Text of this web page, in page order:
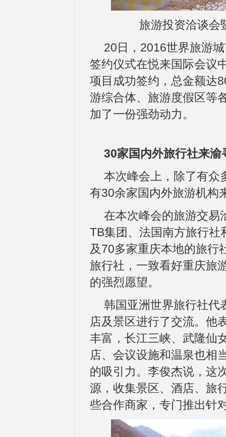
旅游投资洽谈会
20日，2016世界旅游
签约仪式在悦来国际会议
项目成功签约，总金额达
游综合体、旅游度假区等
加了一份强劲动力。
30家国内外旅行社来
本次峰会上，除了有众
有30余家国内外旅游机构
在本次峰会的旅游交易
TB集团、法国南方旅行社
及70多家重庆本地的旅行
旅行社，一致看好重庆旅
的强烈愿望。
韩国亚洲世界旅行社代
店及景区进行了交流。他
丰富，长江三峡、武隆仙
店、会议设施和温泉也相
的吸引力。李俊杰说，这
源，收集景区、酒店、旅
些合作商家，专门推出针